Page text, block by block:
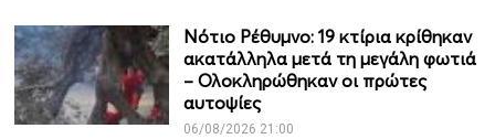
Νότιο Ρέθυμνο: 19 κτίρια κρίθηκαν
ακατάλληλα μετά τη μεγάλη φωτιά
– Ολοκληρώθηκαν οι πρώτες
αυτοψίες
06/08/2026 21:00